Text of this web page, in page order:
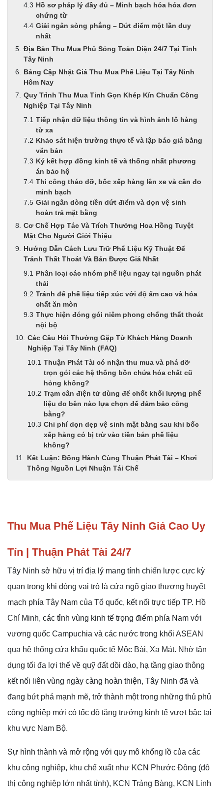
Hồ sơ pháp lý đầy đủ – Minh bạch hóa hóa đơn
chứng từ
Giải ngân sòng phẳng – Dứt điểm một lần duy
nhất
Địa Bàn Thu Mua Phủ Sóng Toàn Diện 24/7 Tại Tỉnh
Tây Ninh
Bảng Cập Nhật Giá Thu Mua Phế Liệu Tại Tây Ninh
Hôm Nay
Quy Trình Thu Mua Tinh Gọn Khép Kín Chuẩn Công
Nghiệp Tại Tây Ninh
Tiếp nhận dữ liệu thông tin và hình ảnh lô hàng
từ xa
Khảo sát hiện trường thực tế và lập báo giá bằng
văn bản
Ký kết hợp đồng kinh tế và thống nhất phương
án bảo hộ
Thi công tháo dỡ, bốc xếp hàng lên xe và cân đo
minh bạch
Giải ngân dòng tiền dứt điểm và dọn vệ sinh
hoàn trả mặt bằng
Cơ Chế Hợp Tác Và Trích Thưởng Hoa Hồng Tuyệt
Mật Cho Người Giới Thiệu
Hướng Dẫn Cách Lưu Trữ Phế Liệu Kỹ Thuật Để
Tránh Thất Thoát Và Bán Được Giá Nhất
Phân loại các nhóm phế liệu ngay tại nguồn phát
thải
Tránh để phế liệu tiếp xúc với độ ẩm cao và hóa
chất ăn mòn
Thực hiện đóng gói niêm phong chống thất thoát
nội bộ
Các Câu Hỏi Thường Gặp Từ Khách Hàng Doanh
Nghiệp Tại Tây Ninh (FAQ)
Thuận Phát Tài có nhận thu mua và phá dỡ
trọn gói các hệ thống bồn chứa hóa chất cũ
hỏng không?
Trạm cân điện tử dùng để chốt khối lượng phế
liệu do bên nào lựa chọn để đảm bảo công
bằng?
Chi phí dọn dẹp vệ sinh mặt bằng sau khi bốc
xếp hàng có bị trừ vào tiền bán phế liệu
không?
Kết Luận: Đồng Hành Cùng Thuận Phát Tài – Khơi
Thông Nguồn Lợi Nhuận Tái Chế
Thu Mua Phế Liệu Tây Ninh Giá Cao Uy
Tín | Thuận Phát Tài 24/7
Tây Ninh sở hữu vị trí địa lý mang tính chiến lược cực kỳ
quan trọng khi đóng vai trò là cửa ngõ giao thương huyết
mạch phía Tây Nam của Tổ quốc, kết nối trực tiếp TP. Hồ
Chí Minh, các tỉnh vùng kinh tế trọng điểm phía Nam với
vương quốc Campuchia và các nước trong khối ASEAN
qua hệ thống cửa khẩu quốc tế Mộc Bài, Xa Mát. Nhờ tận
dụng tối đa lợi thế về quỹ đất dồi dào, hạ tầng giao thông
kết nối liên vùng ngày càng hoàn thiện, Tây Ninh đã và
đang bứt phá mạnh mẽ, trở thành một trong những thủ phủ
công nghiệp mới có tốc độ tăng trưởng kinh tế vượt bậc tại
khu vực Nam Bộ.
Sự hình thành và mở rộng với quy mô khổng lồ của các
khu công nghiệp, khu chế xuất như KCN Phước Đông (đô
thị công nghiệp lớn nhất tỉnh), KCN Trảng Bàng, KCN Linh